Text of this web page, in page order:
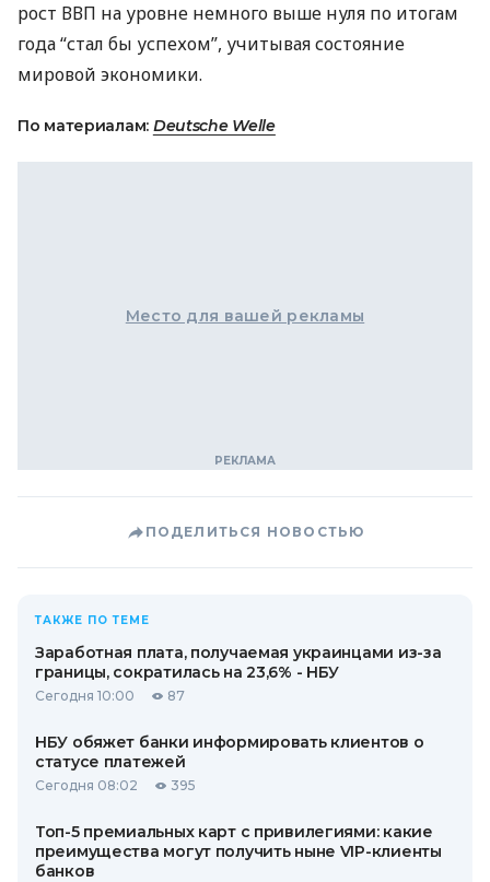
рост ВВП на уровне немного выше нуля по итогам
года “стал бы успехом”, учитывая состояние
мировой экономики.
По материалам: Deutsche Welle
Место для вашей рекламы
ПОДЕЛИТЬСЯ НОВОСТЬЮ
ТАКЖЕ ПО ТЕМЕ
Заработная плата, получаемая украинцами из-за
границы, сократилась на 23,6% - НБУ
Сегодня 10:00 87
НБУ обяжет банки информировать клиентов о
статусе платежей
Сегодня 08:02 395
Топ-5 премиальных карт с привилегиями: какие
преимущества могут получить ныне VIP-клиенты
банков